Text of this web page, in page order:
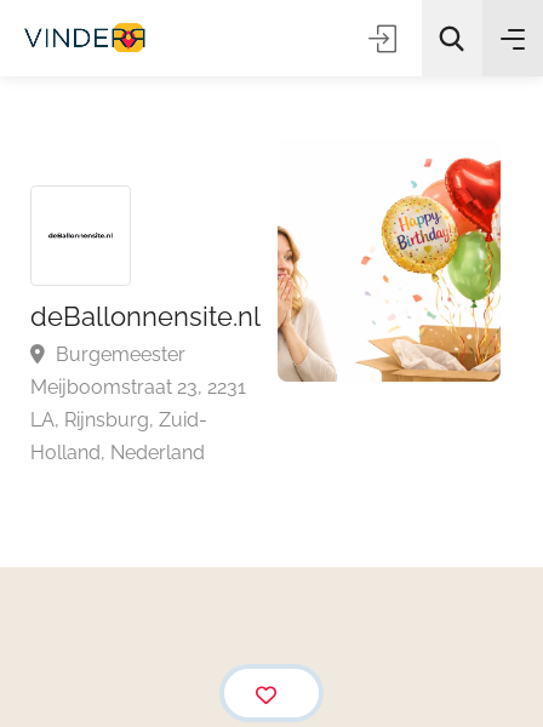
deBallonnensite.nl
Burgemeester
Meijboomstraat 23, 2231
LA, Rijnsburg, Zuid-